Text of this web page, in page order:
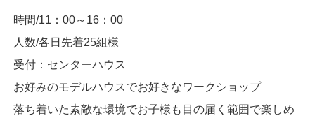
時間/11：00～16：00
人数/各日先着25組様
受付：センターハウス
お好みのモデルハウスでお好きなワークショップ
落ち着いた素敵な環境でお子様も目の届く範囲で楽しめ